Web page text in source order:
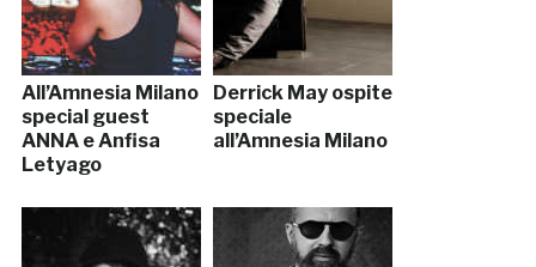
All’Amnesia Milano
special guest
ANNA e Anfisa
Letyago
Derrick May ospite
speciale
all’Amnesia Milano